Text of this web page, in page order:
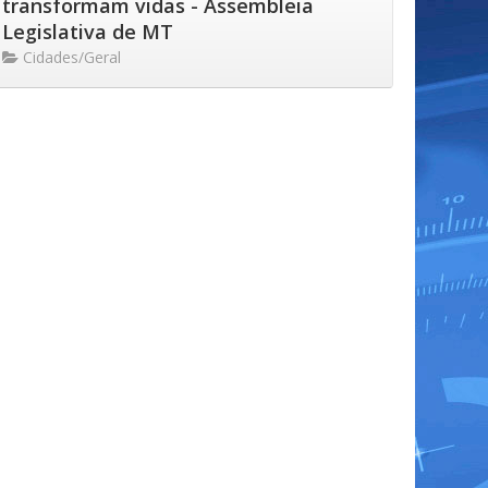
transformam vidas - Assembleia
Legislativa de MT
Cidades/Geral